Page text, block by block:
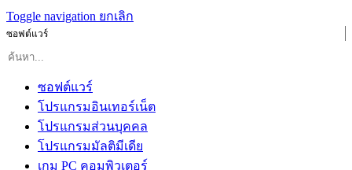
Toggle navigation ยกเลิก
ซอฟต์แวร์
ซอฟต์แวร์
โปรแกรมอินเทอร์เน็ต
โปรแกรมส่วนบุคคล
โปรแกรมมัลติมีเดีย
เกม PC คอมพิวเตอร์